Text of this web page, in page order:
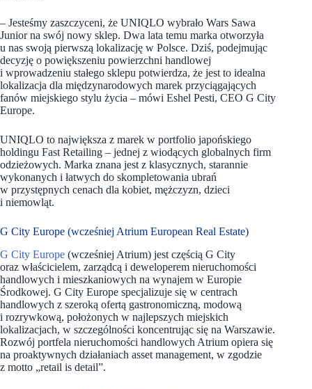
– Jesteśmy zaszczyceni, że UNIQLO wybrało Wars Sawa
Junior na swój nowy sklep. Dwa lata temu marka otworzyła
u nas swoją pierwszą lokalizację w Polsce. Dziś, podejmując
decyzję o powiększeniu powierzchni handlowej
i wprowadzeniu stałego sklepu potwierdza, że jest to idealna
lokalizacja dla międzynarodowych marek przyciągających
fanów miejskiego stylu życia – mówi Eshel Pesti, CEO G City
Europe.
UNIQLO to największa z marek w portfolio japońskiego
holdingu Fast Retailing – jednej z wiodących globalnych firm
odzieżowych. Marka znana jest z klasycznych, starannie
wykonanych i łatwych do skompletowania ubrań
w przystępnych cenach dla kobiet, mężczyzn, dzieci
i niemowląt.
G City Europe (wcześniej Atrium European Real Estate)
G City Europe (wcześniej Atrium) jest częścią G City
oraz właścicielem, zarządcą i deweloperem nieruchomości
handlowych i mieszkaniowych na wynajem w Europie
Środkowej. G City Europe specjalizuje się w centrach
handlowych z szeroką ofertą gastronomiczną, modową
i rozrywkową, położonych w najlepszych miejskich
lokalizacjach, w szczególności koncentrując się na Warszawie.
Rozwój portfela nieruchomości handlowych Atrium opiera się
na proaktywnych działaniach asset management, w zgodzie
z motto „retail is detail”.